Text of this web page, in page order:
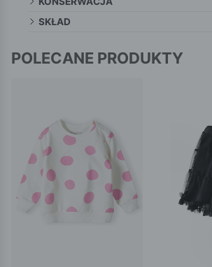
SKŁAD
POLECANE PRODUKTY